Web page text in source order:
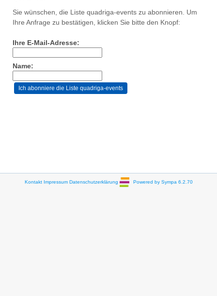
Sie wünschen, die Liste quadriga-events zu abonnieren. Um
Ihre Anfrage zu bestätigen, klicken Sie bitte den Knopf:
Ihre E-Mail-Adresse:
Name:
Kontakt Impressum Datenschutzerklärung Powered by Sympa 6.2.70